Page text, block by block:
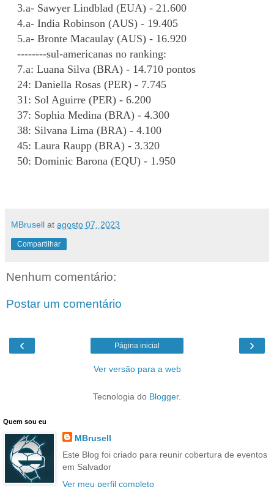
3.a- Sawyer Lindblad (EUA) - 21.600
4.a- India Robinson (AUS) - 19.405
5.a- Bronte Macaulay (AUS) - 16.920
--------sul-americanas no ranking:
7.a: Luana Silva (BRA) - 14.710 pontos
24: Daniella Rosas (PER) - 7.745
31: Sol Aguirre (PER) - 6.200
37: Sophia Medina (BRA) - 4.300
38: Silvana Lima (BRA) - 4.100
45: Laura Raupp (BRA) - 3.320
50: Dominic Barona (EQU) - 1.950
MBrusell at agosto 07, 2023
Compartilhar
Nenhum comentário:
Postar um comentário
‹ ›
Página inicial
Ver versão para a web
Tecnologia do Blogger.
Quem sou eu
MBrusell
Este Blog foi criado para reunir cobertura de eventos
em Salvador
Ver meu perfil completo